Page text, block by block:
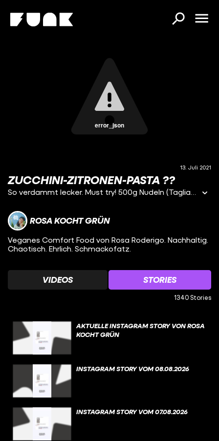
error_json
13. Juli 2021
ZUCCHINI-ZITRONEN-PASTA ??
So verdammt lecker. Must try! 500g Nudeln (Tagliatelle) 500g Zucchini (2 große) 250g Sahne 2 Bio Zitronen Salz & Pfeffer Reib deine Zucchini ganz fein und schmeiß sie in eine Pfanne. Parallel dazu kochst du deine Pasta. Gib deine Sahne zu der Zucchini und den Abrieb einer Zitrone dazu. Bitte nur Bio-Zitronen benutzen! Press den Zitronenjuice von 2 Zitrönchen in die Sauce. Jetzt nur noch mit Salz und schwarzem Pfeffer abschmecken. Pasta dazu & genießen! So erfrischend und lecker. Ich liebs!
ROSA KOCHT GRÜN
Veganes Comfort Food von Rosa Roderigo. Nachhaltig.
Chaotisch. Ehrlich. Schmackofatz.
VIDEOS STORIES
1340 Stories
AKTUELLE INSTAGRAM STORY VON ROSA
KOCHT GRÜN
INSTAGRAM STORY VOM 08.08.2026
INSTAGRAM STORY VOM 07.08.2026